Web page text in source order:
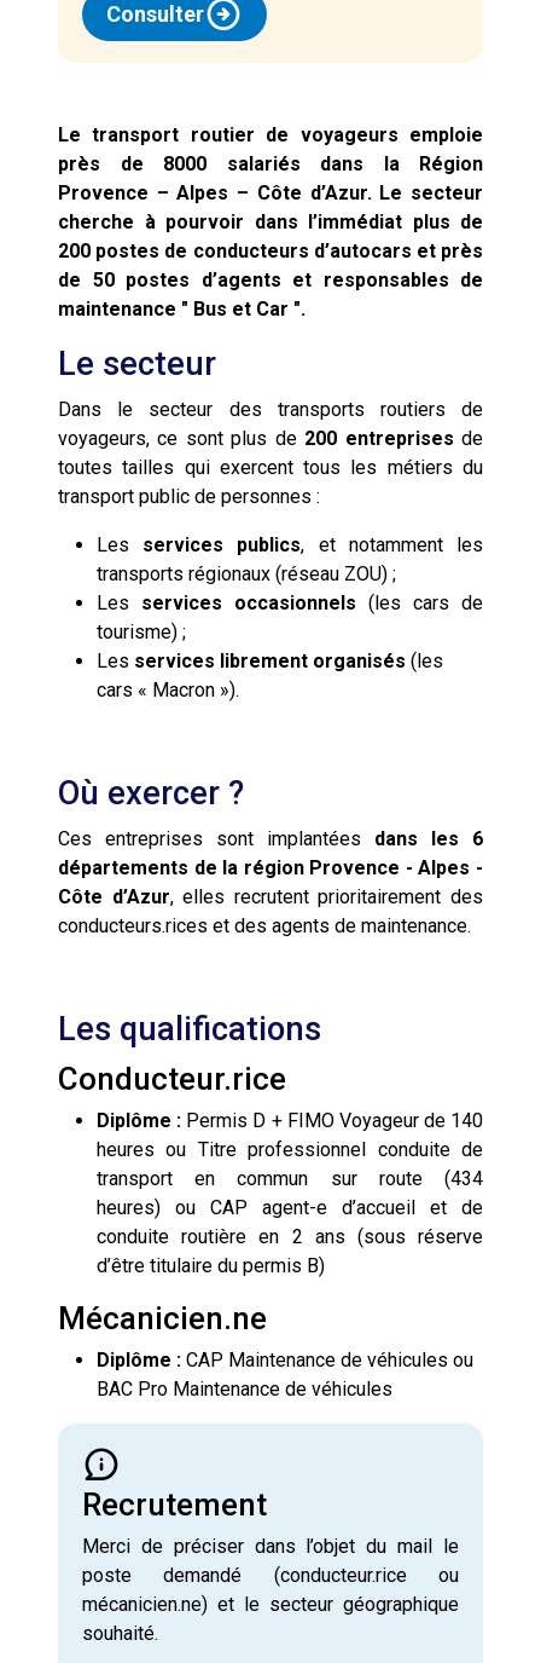
Consulter
Le transport routier de voyageurs emploie
près de 8000 salariés dans la Région
Provence – Alpes – Côte d’Azur. Le secteur
cherche à pourvoir dans l’immédiat plus de
200 postes de conducteurs d’autocars et près
de 50 postes d’agents et responsables de
maintenance " Bus et Car ".
Le secteur
Dans le secteur des transports routiers de
voyageurs, ce sont plus de 200 entreprises de
toutes tailles qui exercent tous les métiers du
transport public de personnes :
Les services publics, et notamment les
transports régionaux (réseau ZOU) ;
Les services occasionnels (les cars de
tourisme) ;
Les services librement organisés (les
cars « Macron »).
Où exercer ?
Ces entreprises sont implantées dans les 6
départements de la région Provence - Alpes -
Côte d’Azur, elles recrutent prioritairement des
conducteurs.rices et des agents de maintenance.
Les qualifications
Conducteur.rice
Diplôme : Permis D + FIMO Voyageur de 140
heures ou Titre professionnel conduite de
transport en commun sur route (434
heures) ou CAP agent-e d’accueil et de
conduite routière en 2 ans (sous réserve
d’être titulaire du permis B)
Mécanicien.ne
Diplôme : CAP Maintenance de véhicules ou
BAC Pro Maintenance de véhicules
Recrutement
Merci de préciser dans l’objet du mail le
poste demandé (conducteur.rice ou
mécanicien.ne) et le secteur géographique
souhaité.